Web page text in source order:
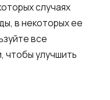
случаях
в некоторых ее
все
чтобы улучшить